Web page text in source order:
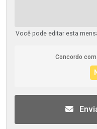
Você pode editar esta
Concordo